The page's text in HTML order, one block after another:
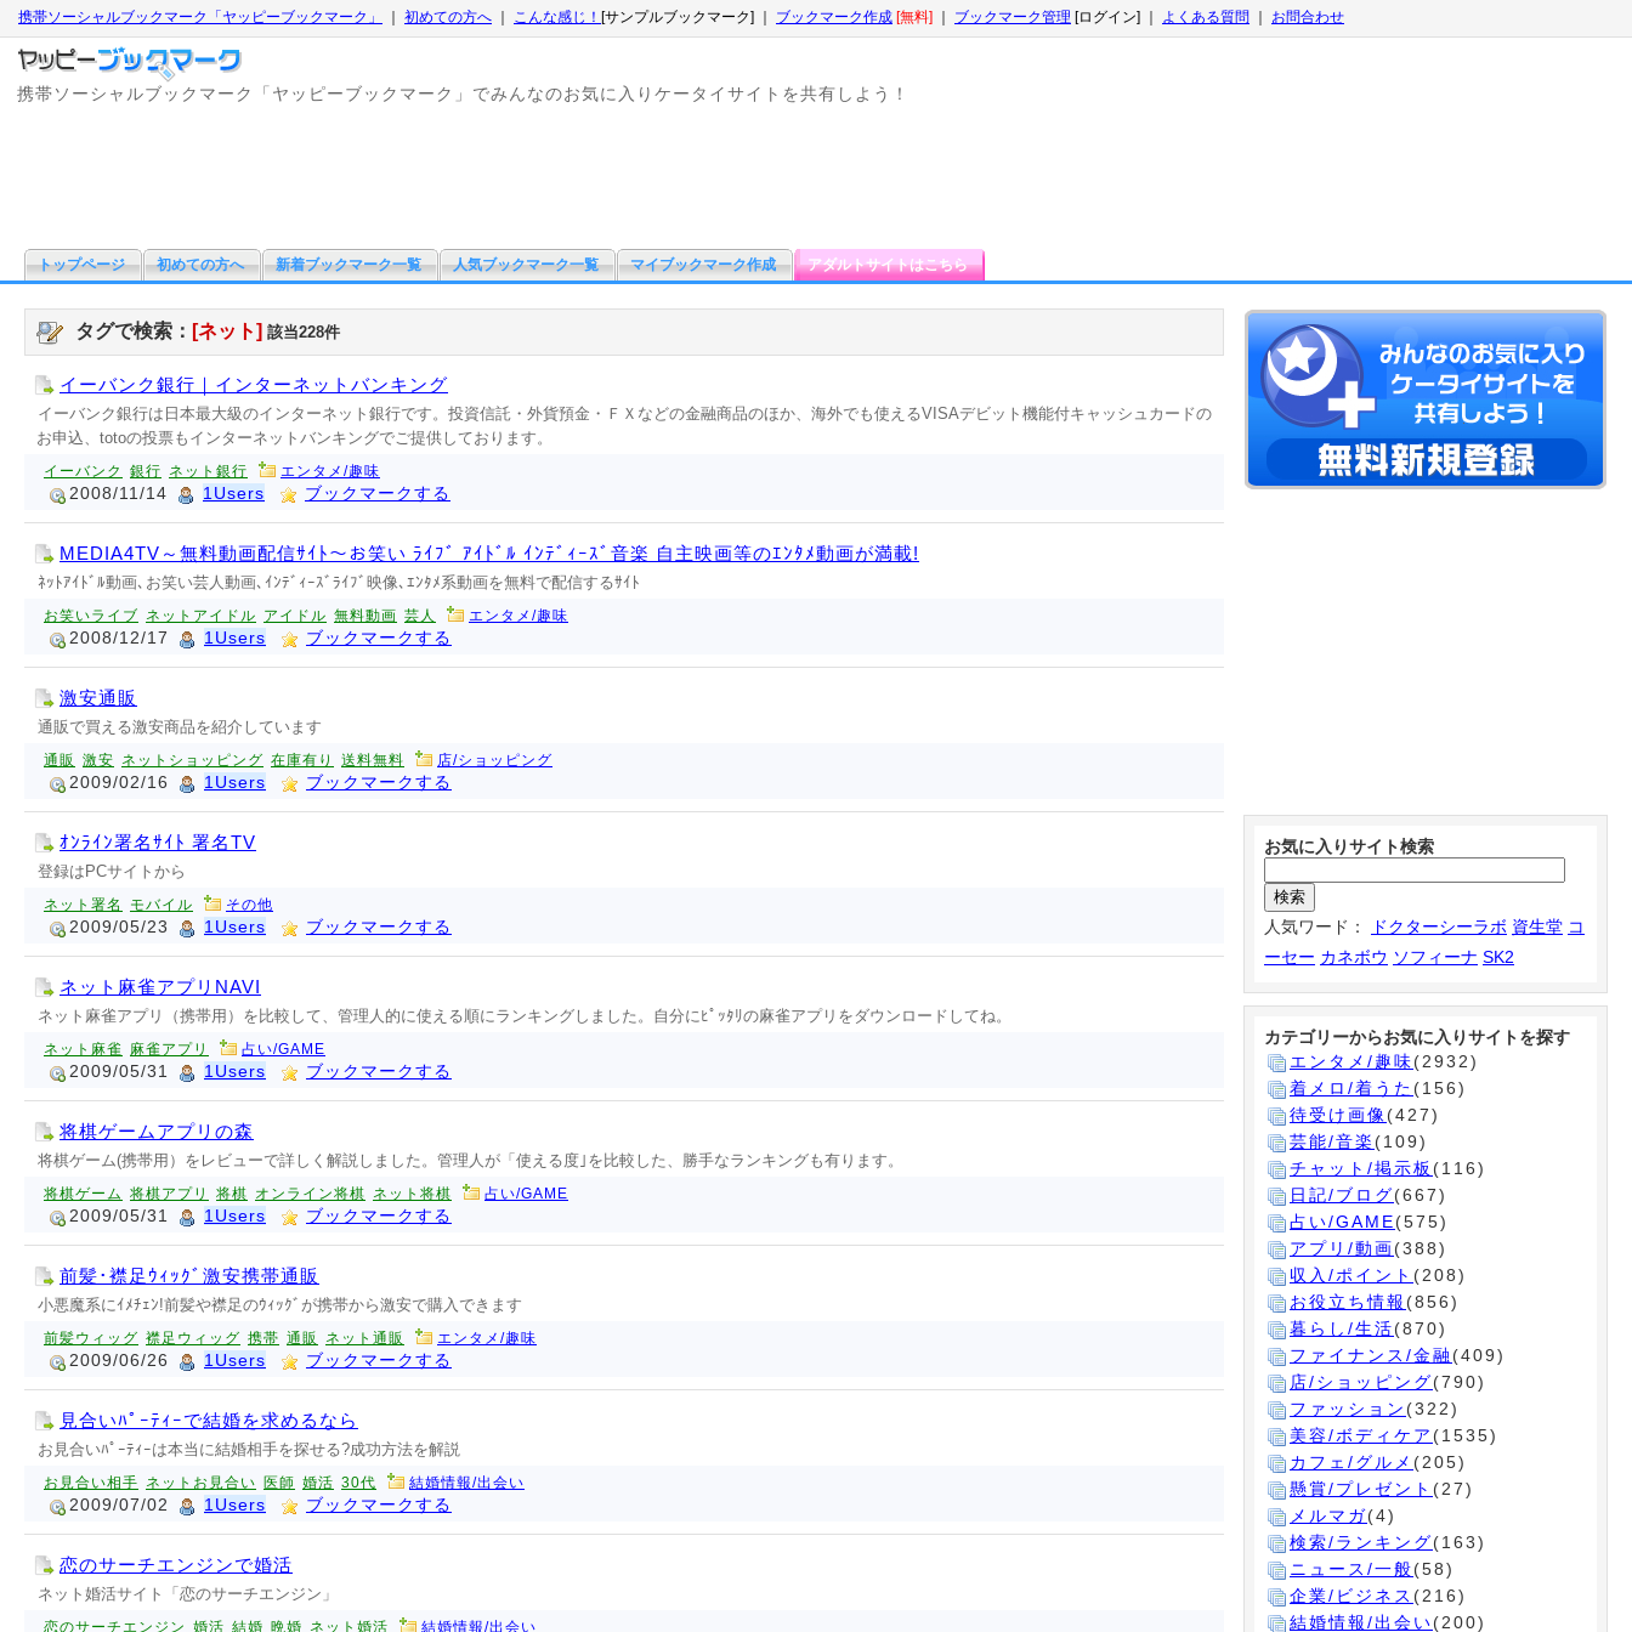
携帯ソーシャルブックマーク「ヤッピーブックマーク」 初めての方へ こんな感じ！ [サンプルブックマーク] ｜ ブックマーク作成 [無料] ブックマーク管理 [ログイン] ｜ よくある質問 お問合わせ
携帯ソーシャルブックマーク「ヤッピーブックマーク」でみんなのお気に入りケータイサイトを共有しよう！
トップページ 初めての方へ 新着ブックマーク一覧 人気ブックマーク一覧 マイブックマーク作成 アダルトサイトはこちら
タグで検索： [ネット] 該当228件
イーバンク銀行｜インターネットバンキング
イーバンク銀行は日本最大級のインターネット銀行です。投資信託・外貨預金・ＦＸなどの金融商品のほか、海外でも使えるVISAデビット機能付キャッシュカードの
お申込、totoの投票もインターネットバンキングでご提供しております。
イーバンク 銀行 ネット銀行 エンタメ/趣味
2008/11/14 1Users ブックマークする
MEDIA4TV～無料動画配信ｻｲﾄ～お笑い ﾗｲﾌﾞ ｱｲﾄﾞﾙ ｲﾝﾃﾞｨｰｽﾞ音楽 自主映画等のｴﾝﾀﾒ動画が満載!
ﾈｯﾄｱｲﾄﾞﾙ動画､お笑い芸人動画､ｲﾝﾃﾞｨｰｽﾞﾗｲﾌﾞ映像､ｴﾝﾀﾒ系動画を無料で配信するｻｲﾄ
お笑いライブ ネットアイドル アイドル 無料動画 芸人 エンタメ/趣味
2008/12/17 1Users ブックマークする
激安通販
通販で買える激安商品を紹介しています
通販 激安 ネットショッピング 在庫有り 送料無料 店/ショッピング
2009/02/16 1Users ブックマークする
ｵﾝﾗｲﾝ署名ｻｲﾄ 署名TV
登録はPCサイトから
ネット署名 モバイル その他
2009/05/23 1Users ブックマークする
ネット麻雀アプリNAVI
ネット麻雀アプリ（携帯用）を比較して、管理人的に使える順にランキングしました。自分にﾋﾟｯﾀﾘの麻雀アプリをダウンロードしてね。
ネット麻雀 麻雀アプリ 占い/GAME
2009/05/31 1Users ブックマークする
将棋ゲームアプリの森
将棋ゲーム(携帯用）をレビューで詳しく解説しました。管理人が「使える度｣を比較した、勝手なランキングも有ります。
将棋ゲーム 将棋アプリ 将棋 オンライン将棋 ネット将棋 占い/GAME
2009/05/31 1Users ブックマークする
前髪･襟足ｳｨｯｸﾞ激安携帯通販
小悪魔系にｲﾒﾁｪﾝ!前髪や襟足のｳｨｯｸﾞが携帯から激安で購入できます
前髪ウィッグ 襟足ウィッグ 携帯 通販 ネット通販 エンタメ/趣味
2009/06/26 1Users ブックマークする
見合いﾊﾟｰﾃｨｰで結婚を求めるなら
お見合いﾊﾟｰﾃｨｰは本当に結婚相手を探せる?成功方法を解説
お見合い相手 ネットお見合い 医師 婚活 30代 結婚情報/出会い
2009/07/02 1Users ブックマークする
恋のサーチエンジンで婚活
ネット婚活サイト「恋のサーチエンジン」
恋のサーチエンジン 婚活 結婚 晩婚 ネット婚活 結婚情報/出会い
お気に入りサイト検索
人気ワード： ドクターシーラボ 資生堂 コ
ーセー カネボウ ソフィーナ SK2
カテゴリーからお気に入りサイトを探す
エンタメ/趣味(2932)
着メロ/着うた (156)
待受け画像(427)
芸能/音楽 (109)
チャット/掲示板 (116)
日記/ブログ(667)
占い/GAME(575)
アプリ/動画(388)
収入/ポイント (208)
お役立ち情報 (856)
暮らし/生活(870)
ファイナンス/金融 (409)
店/ショッピング(790)
ファッション (322)
美容/ボディケア (1535)
カフェ/グルメ (205)
懸賞/プレゼント (27)
メルマガ(4)
検索/ランキング(163)
ニュース/一般(58)
企業/ビジネス (216)
結婚情報/出会い(200)